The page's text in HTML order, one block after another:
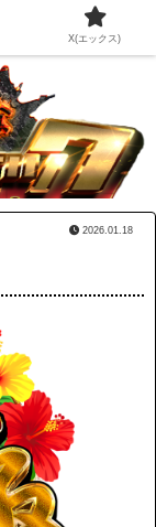
2026.01.18
X(エックス)